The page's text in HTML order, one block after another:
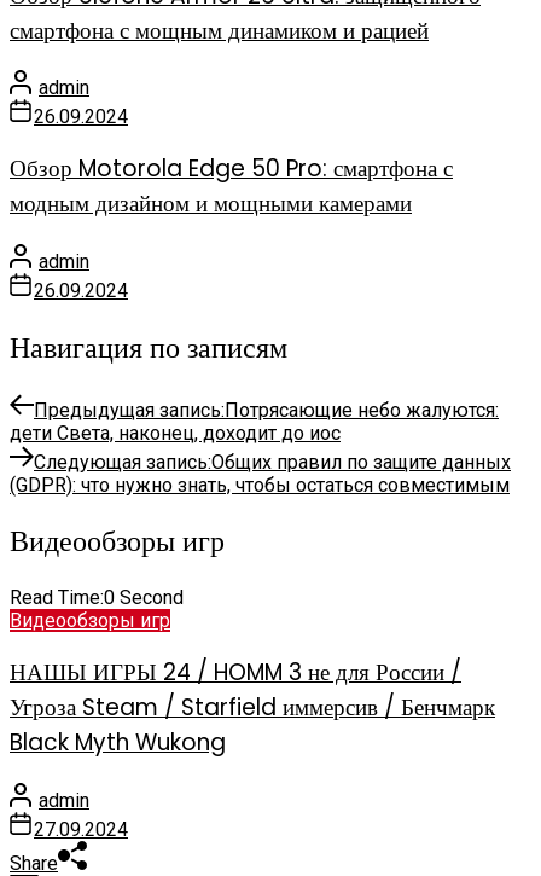
смартфона с мощным динамиком и рацией
admin
26.09.2024
Обзор Motorola Edge 50 Pro: смартфона с
модным дизайном и мощными камерами
admin
26.09.2024
Навигация по записям
Предыдущая запись:Потрясающие небо жалуются:
дети Света, наконец, доходит до иос
Следующая запись:Общих правил по защите данных
(GDPR): что нужно знать, чтобы остаться совместимым
Видеообзоры игр
Read Time:0 Second
Видеообзоры игр
НАШЫ ИГРЫ 24 / HOMM 3 не для России /
Угроза Steam / Starfield иммерсив / Бенчмарк
Black Myth Wukong
admin
27.09.2024
Share